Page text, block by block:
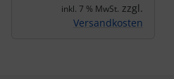
inkl. 7 % MwSt. zzgl.
Versandkosten